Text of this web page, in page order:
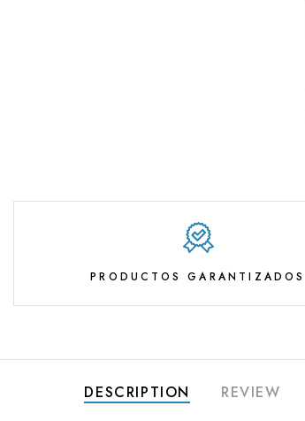
PRODUCTOS GARANTIZADOS
DESCRIPTION REVIEW